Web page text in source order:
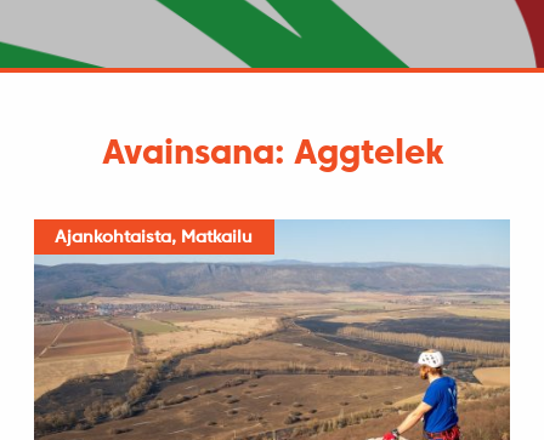
Avainsana: Aggtelek
Ajankohtaista, Matkailu